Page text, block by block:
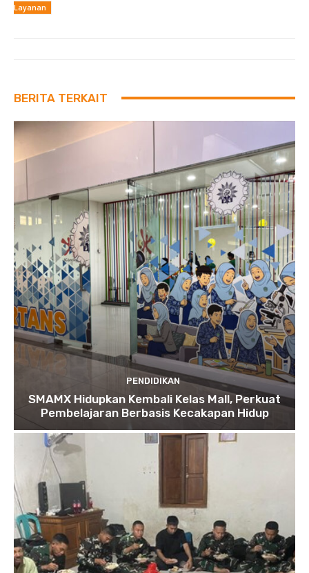
Layanan
BERITA TERKAIT
PENDIDIKAN
SMAMX Hidupkan Kembali Kelas Mall, Perkuat
Pembelajaran Berbasis Kecakapan Hidup